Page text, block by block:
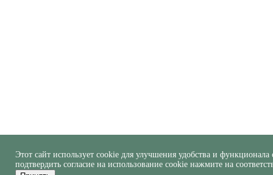
Этот сайт использует cookie для улучшения удобства и
подтвердить согласие на использование cookie нажмите на